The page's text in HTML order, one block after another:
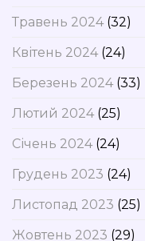
Травень 2024(32)
Квітень 2024(24)
Березень 2024(33)
Лютий 2024(25)
Січень 2024(24)
Грудень 2023 (24)
Листопад 2023 (25)
Жовтень 2023 (29)